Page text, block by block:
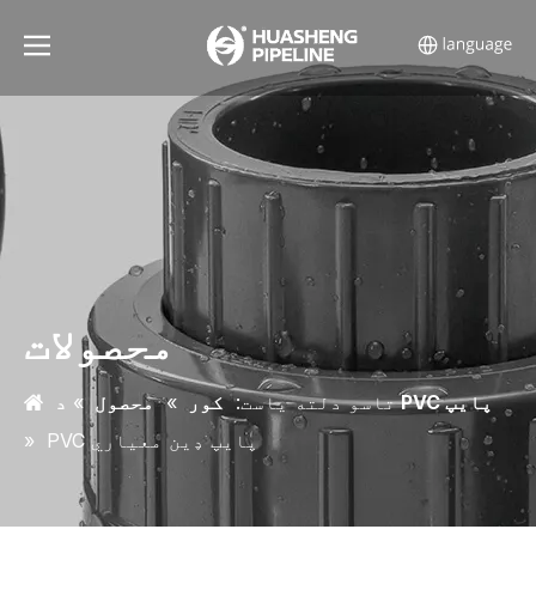
محصولات
تاسو دلته یاست: کور » محصول »
د PVC پایپ
»
PVC پایپ ډین معیاري